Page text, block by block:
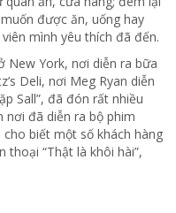
được ăn, uống hay
mình yêu thích đã đến.
New York, nơi diễn ra bữa
Deli, nơi Meg Ryan diễn
Sall”, đã đón rất nhiều
nơi đã diễn ra bộ phim
cho biết một số khách hàng
thoại “Thật là khôi hài”,